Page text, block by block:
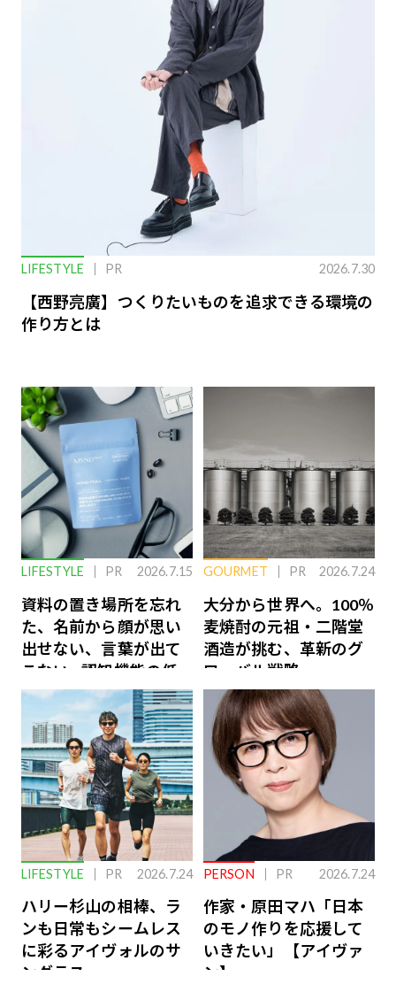
LIFESTYLE PR 2026.7.30
【西野亮廣】つくりたいものを追求できる環境の
作り方とは
LIFESTYLE PR 2026.7.15
資料の置き場所を忘れ
た、名前から顔が思い
出せない、言葉が出て
こない…認知機能の低
下を救う、脳のインナ
ーケアとは
GOURMET PR 2026.7.24
大分から世界へ。100％
麦焼酎の元祖・二階堂
酒造が挑む、革新のグ
ローバル戦略
LIFESTYLE PR 2026.7.24
ハリー杉山の相棒、ラ
ンも日常もシームレス
に彩るアイヴォルのサ
ングラス
PERSON PR 2026.7.24
作家・原田マハ「日本
のモノ作りを応援して
いきたい」【アイヴァ
ン】